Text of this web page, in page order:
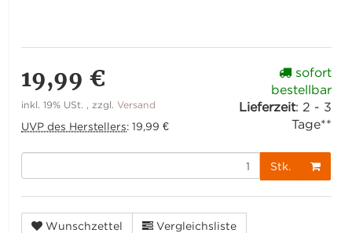
19,99 €
inkl. 19% USt. , zzgl.Versand
UVP des Herstellers:19,99 €
sofort
bestellbar
Lieferzeit: 2 - 3
Tage**
Stk.
Wunschzettel Vergleichsliste